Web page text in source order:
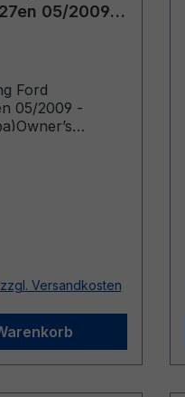
05/2009 -
Ford
05/2009 -
Versandkosten